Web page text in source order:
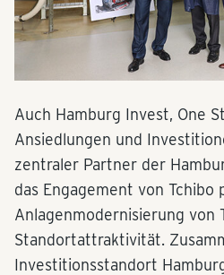
Auch Hamburg Invest, One
Ansiedlungen und
zentraler Partner der
das Engagement von Tchibo
Anlagenmodernisierung von
Standortattraktivität.
Investitionsstandort